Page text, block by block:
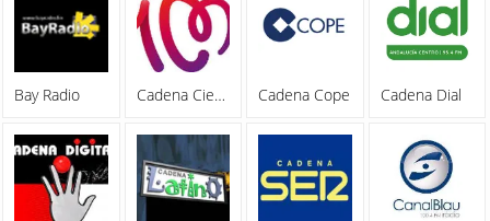
Bay Radio Cadena Cien 100 Cadena Cope Cadena Dial